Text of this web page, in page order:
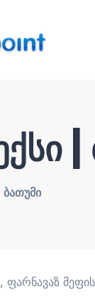
ბათუმი
ფარნავაზ